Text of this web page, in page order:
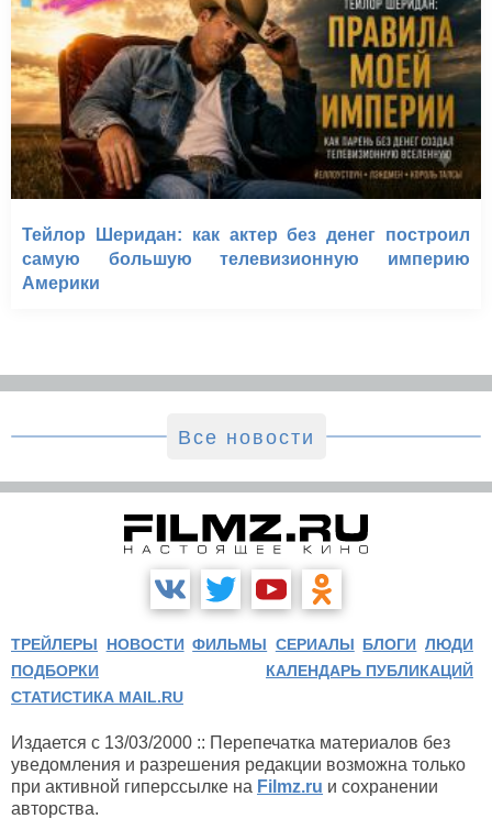
Тейлор Шеридан: как актер без денег построил
самую большую телевизионную империю
Америки
Все новости
ТРЕЙЛЕРЫ НОВОСТИ ФИЛЬМЫ СЕРИАЛЫ БЛОГИ ЛЮДИ
ПОДБОРКИ
КАЛЕНДАРЬ ПУБЛИКАЦИЙ
СТАТИСТИКА MAIL.RU
Издается с 13/03/2000 :: Перепечатка материалов без
уведомления и разрешения редакции возможна только
при активной гиперссылке на Filmz.ru и сохранении
авторства.